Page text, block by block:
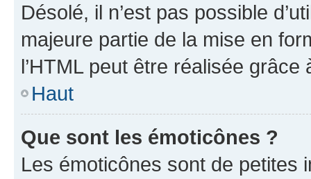
Désolé, il n’est pas possible
majeure partie de la mise en
l’HTML peut être réalisée grâce
Haut
Que sont les émoticônes ?
Les émoticônes sont de petites